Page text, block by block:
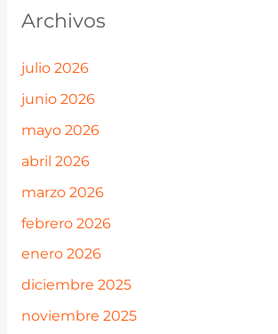
Archivos
julio 2026
junio 2026
mayo 2026
abril 2026
marzo 2026
febrero 2026
enero 2026
diciembre 2025
noviembre 2025